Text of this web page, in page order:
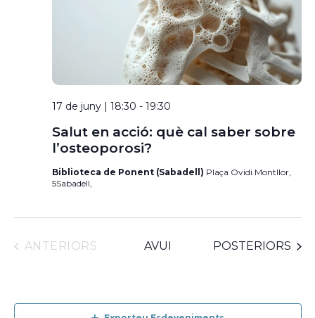
17 de juny | 18:30 - 19:30
Salut en acció: què cal saber sobre
l’osteoporosi?
Biblioteca de Ponent (Sabadell) Plaça Ovidi Montllor,
5Sabadell,
ESDEVENIMENTS
ANTERIORS AVUI ESDEVENIMENTS
POSTERIORS